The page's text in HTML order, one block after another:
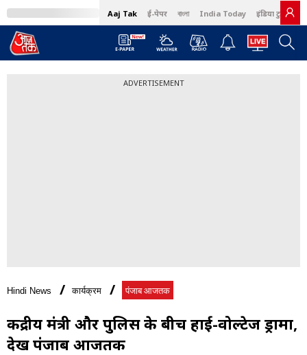
Aaj Tak ई-पेपर বাংলা India Today इंडिया टुडे हिंदी
ADVERTISEMENT
Hindi News कार्यक्रम पंजाब आजतक
केंद्रीय मंत्री और पुलिस के बीच हाई-वोल्टेज ड्रामा,
देखें पंजाब आजतक